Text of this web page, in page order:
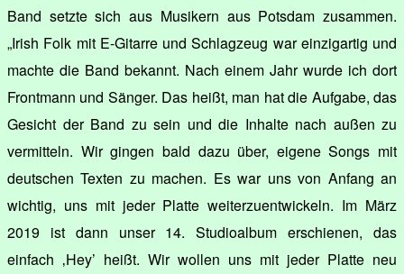
Band setzte sich aus Musikern aus Potsdam zusammen.
„Irish Folk mit E-Gitarre und Schlagzeug war einzigartig und
machte die Band bekannt. Nach einem Jahr wurde ich dort
Frontmann und Sänger. Das heißt, man hat die Aufgabe, das
Gesicht der Band zu sein und die Inhalte nach außen zu
vermitteln. Wir gingen bald dazu über, eigene Songs mit
deutschen Texten zu machen. Es war uns von Anfang an
wichtig, uns mit jeder Platte weiterzuentwickeln. Im März
2019 ist dann unser 14. Studioalbum erschienen, das
einfach ‚Hey’ heißt. Wir wollen uns mit jeder Platte neu